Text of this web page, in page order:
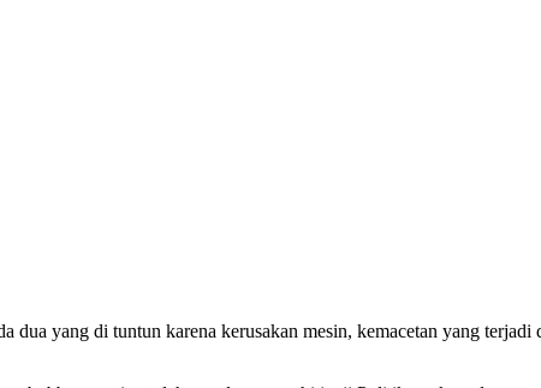
yang di tuntun karena kerusakan mesin, kemacetan yang